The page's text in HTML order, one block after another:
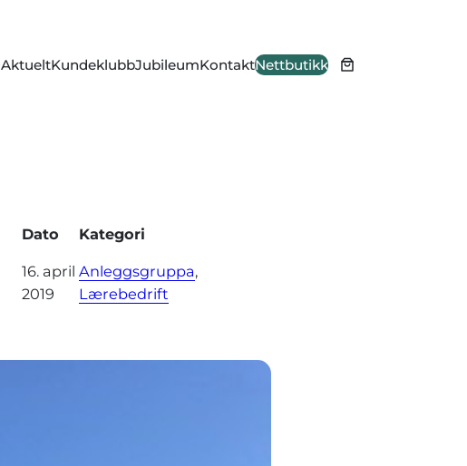
AktueltKundeklubbJubileumKontaktNettbutikk
Dato
16. april
2019
Kategori
Anleggsgruppa ,
Lærebedrift